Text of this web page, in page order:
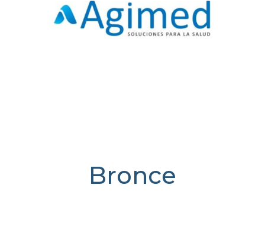
Bronce